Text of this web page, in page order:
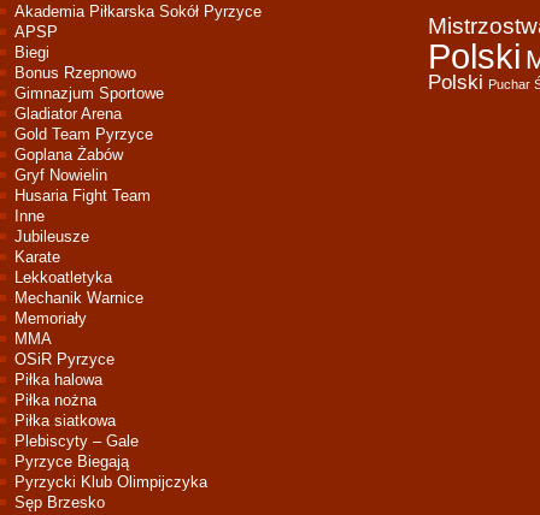
Akademia Piłkarska Sokół Pyrzyce
APSP
Biegi
Bonus Rzepnowo
Gimnazjum Sportowe
Gladiator Arena
Gold Team Pyrzyce
Goplana Żabów
Gryf Nowielin
Husaria Fight Team
Inne
Jubileusze
Karate
Lekkoatletyka
Mechanik Warnice
Memoriały
MMA
OSiR Pyrzyce
Piłka halowa
Piłka nożna
Piłka siatkowa
Plebiscyty – Gale
Pyrzyce Biegają
Pyrzycki Klub Olimpijczyka
Sęp Brzesko
Polski
Polski Puchar